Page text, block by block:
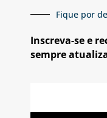
Fique por
Inscreva-se e
sempre